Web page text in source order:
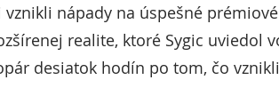
nápady na úspešné
realite, ktoré Sygic uviedol
desiatok hodín po tom, čo